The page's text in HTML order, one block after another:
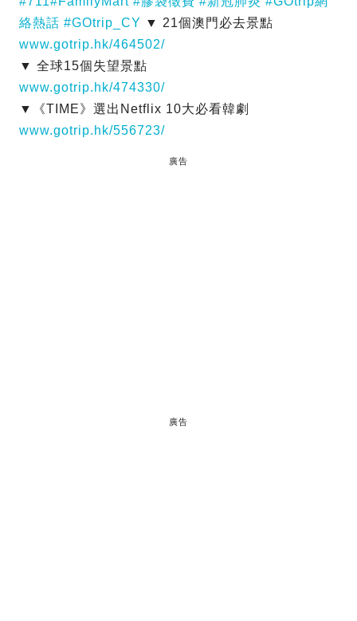
絡熱話 #GOtrip_CY ▼ 21個澳門必去景點
www.gotrip.hk/464502/
▼ 全球15個失望景點
www.gotrip.hk/474330/
▼《TIME》選出Netflix 10大必看韓劇
www.gotrip.hk/556723/
廣告
廣告